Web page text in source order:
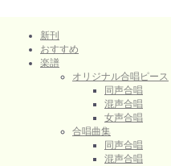
新刊
おすすめ
楽譜
オリジナル合唱ピース
同声合唱
混声合唱
女声合唱
合唱曲集
同声合唱
混声合唱